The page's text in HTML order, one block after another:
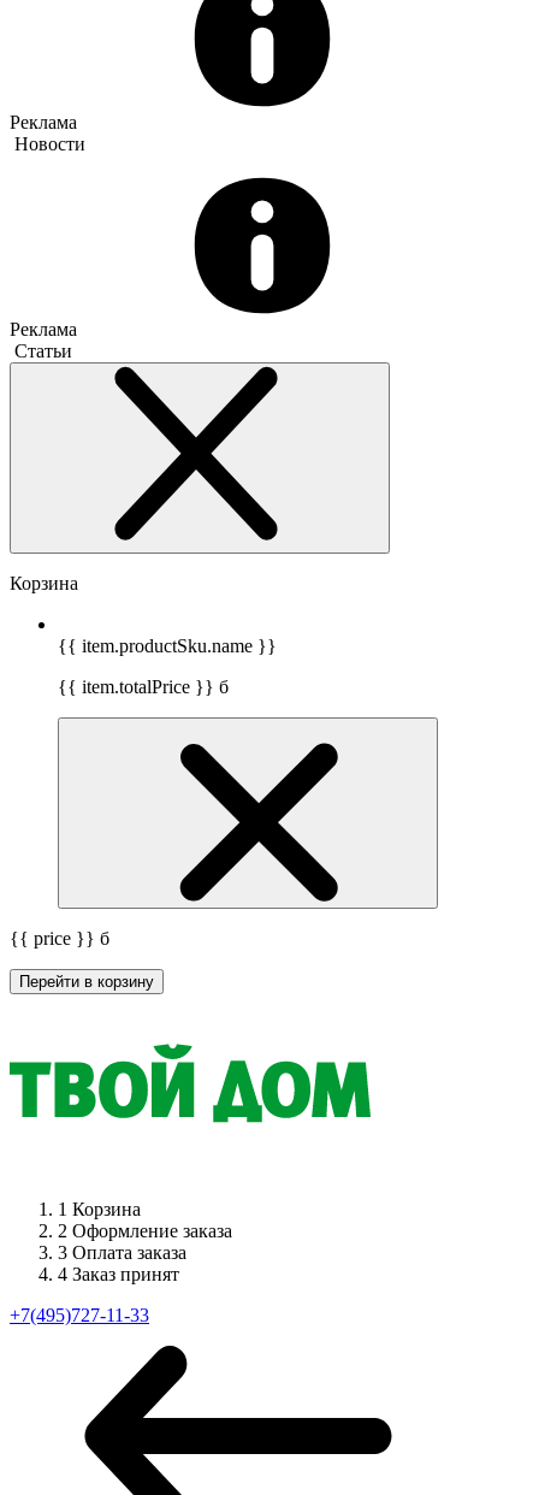
Реклама
Новости
Реклама
Статьи
Корзина
{{ item.productSku.name }}
{{ item.totalPrice }} б
{{ price }} б
Перейти в корзину
1 Корзина
2 Оформление заказа
3 Оплата заказа
4 Заказ принят
+7(495)727-11-33